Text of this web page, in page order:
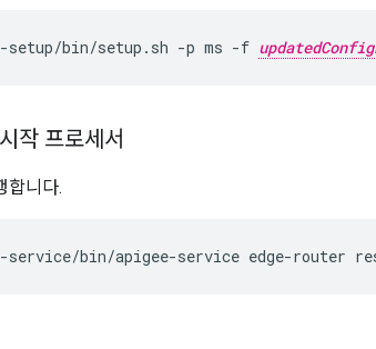
setup/bin/setup.sh -p ms -f
작 프로세서
합니다.
service/bin/apigee-service edge-router